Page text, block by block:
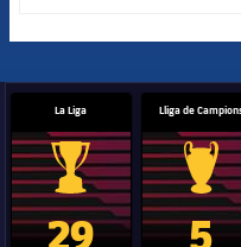
La Liga
Trofeu de la Liga
29
Lliga de
5